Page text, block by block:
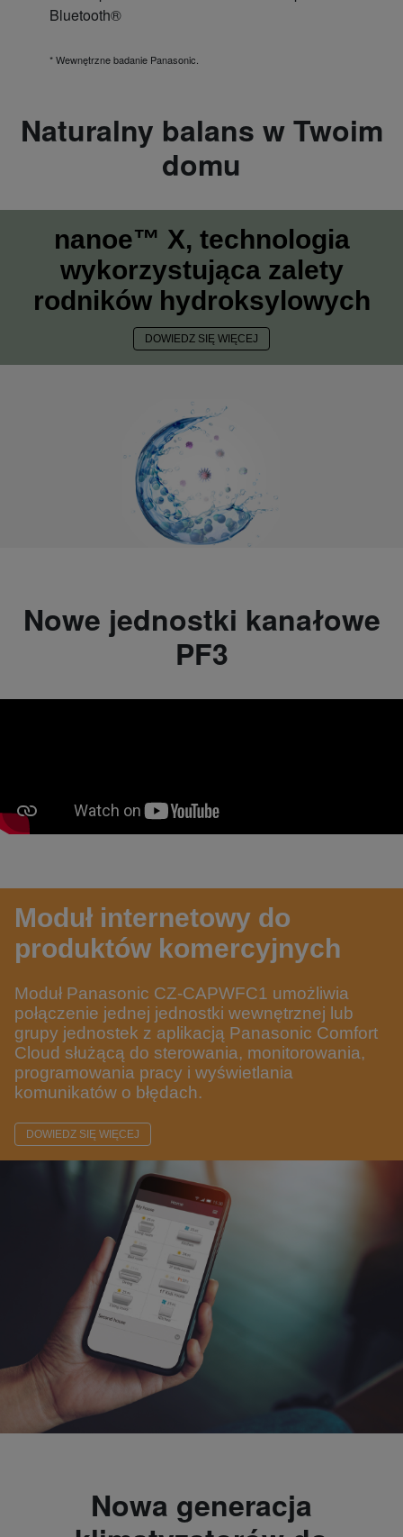
Bluetooth®
* Wewnętrzne badanie Panasonic.
Naturalny balans w Twoim
domu
nanoe™ X, technologia
wykorzystująca zalety
rodników hydroksylowych
DOWIEDZ SIĘ WIĘCEJ
Nowe jednostki kanałowe
PF3
Moduł internetowy do
produktów komercyjnych
Moduł Panasonic CZ-CAPWFC1 umożliwia
połączenie jednej jednostki wewnętrznej lub
grupy jednostek z aplikacją Panasonic Comfort
Cloud służącą do sterowania, monitorowania,
programowania pracy i wyświetlania
komunikatów o błędach.
DOWIEDZ SIĘ WIĘCEJ
Nowa generacja